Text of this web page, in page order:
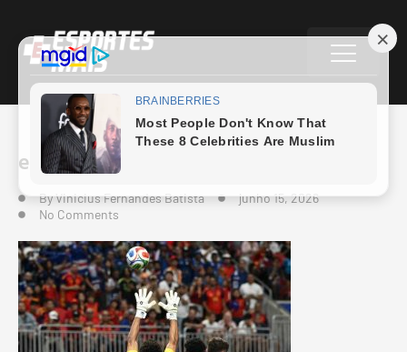
espanha-cabo-verde-e1781546019659
ByVinicius Fernandes Batista
junho 15, 2026
No Comments